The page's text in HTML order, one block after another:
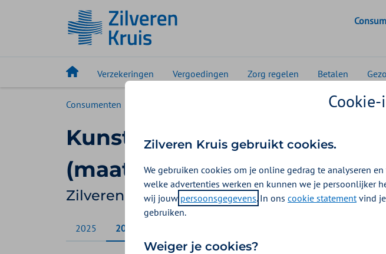
Verzekeringen Vergoedingen Zorg regelen Betalen
Consumenten Kunsttepel of mamillaprothese
Kunsttepel of
(maatwerktepelprothese)
Zilveren Kruis vergoeding 2026
2025 2026
Zilveren Kruis gebruikt cookies.
We gebruiken cookies om je online gedrag te analyseren
welke advertenties werken en kunnen we je persoonlijker
wij jouw persoonsgegevens. In ons cookie statementvind je
gebruiken.
Weiger je cookies?